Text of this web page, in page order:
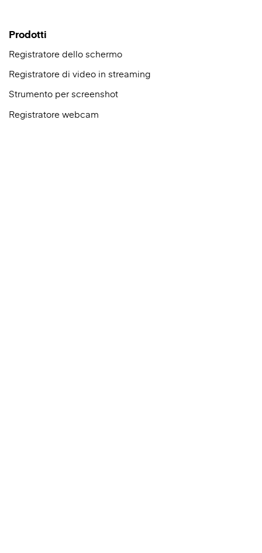
Prodotti
Registratore dello schermo
Registratore di video in streaming
Strumento per screenshot
Registratore webcam